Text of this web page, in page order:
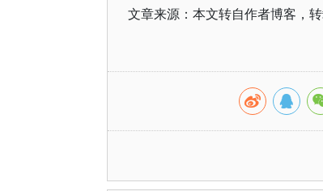
文章来源：本文转自作者博客，